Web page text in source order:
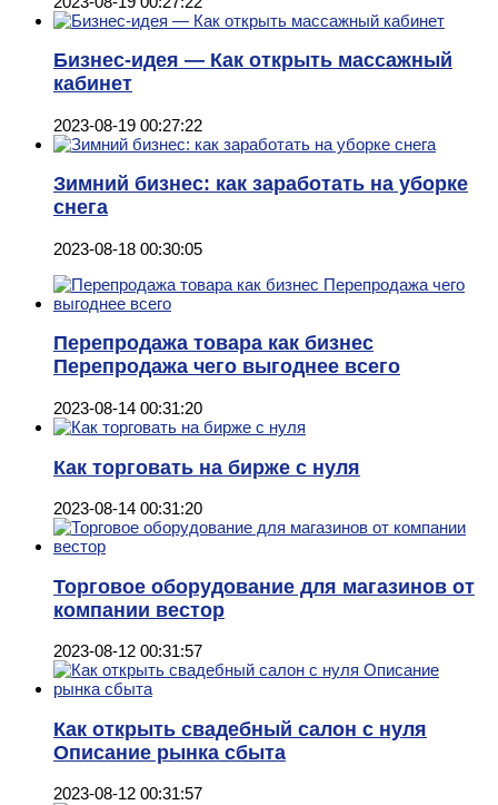
Бизнес-идея — Как открыть массажный
кабинет
2023-08-19 00:27:22
Зимний бизнес: как заработать на уборке
снега
2023-08-18 00:30:05
Перепродажа товара как бизнес
Перепродажа чего выгоднее всего
2023-08-14 00:31:20
Как торговать на бирже с нуля
2023-08-14 00:31:20
Торговое оборудование для магазинов от
компании вестор
2023-08-12 00:31:57
Как открыть свадебный салон с нуля
Описание рынка сбыта
2023-08-12 00:31:57